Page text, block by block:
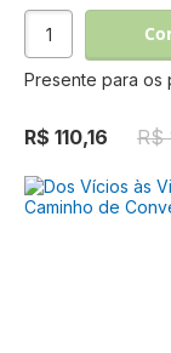
Presente para os
R$ 110,16 R$